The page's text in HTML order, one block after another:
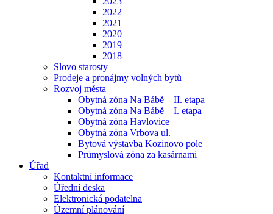
2022
2021
2020
2019
2018
Slovo starosty
Prodeje a pronájmy volných bytů
Rozvoj města
Obytná zóna Na Bábě – II. etapa
Obytná zóna Na Bábě – I. etapa
Obytná zóna Havlovice
Obytná zóna Vrbova ul.
Bytová výstavba Kozinovo pole
Průmyslová zóna za kasárnami
Úřad
Kontaktní informace
Úřední deska
Elektronická podatelna
Územní plánování